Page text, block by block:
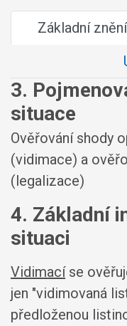
Základní znění
3.
situace
Ověřování shody
(vidimace) a
(legalizace)
4. Základní
situaci
Vidimacíse
jen "vidimovaná
předloženou